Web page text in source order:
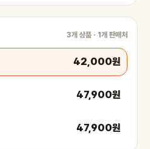
3개 상품 · 1개 판매처
42,000원
47,900원
47,900원